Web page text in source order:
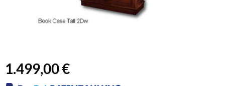
1.499,00 €